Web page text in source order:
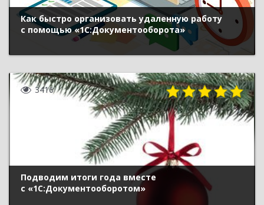
Как быстро организовать удаленную работу
с помощью «1С:Документооборота»
3416
Подводим итоги года вместе
с «1С:Документооборотом»